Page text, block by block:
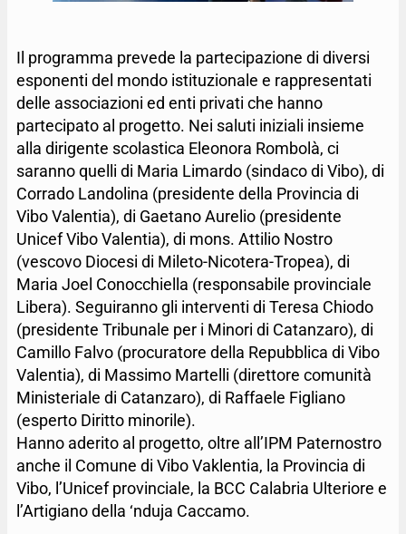
Il programma prevede la partecipazione di diversi
esponenti del mondo istituzionale e rappresentati
delle associazioni ed enti privati che hanno
partecipato al progetto. Nei saluti iniziali insieme
alla dirigente scolastica Eleonora Rombolà, ci
saranno quelli di Maria Limardo (sindaco di Vibo), di
Corrado Landolina (presidente della Provincia di
Vibo Valentia), di Gaetano Aurelio (presidente
Unicef Vibo Valentia), di mons. Attilio Nostro
(vescovo Diocesi di Mileto-Nicotera-Tropea), di
Maria Joel Conocchiella (responsabile provinciale
Libera). Seguiranno gli interventi di Teresa Chiodo
(presidente Tribunale per i Minori di Catanzaro), di
Camillo Falvo (procuratore della Repubblica di Vibo
Valentia), di Massimo Martelli (direttore comunità
Ministeriale di Catanzaro), di Raffaele Figliano
(esperto Diritto minorile).
Hanno aderito al progetto, oltre all’IPM Paternostro
anche il Comune di Vibo Vaklentia, la Provincia di
Vibo, l’Unicef provinciale, la BCC Calabria Ulteriore e
l’Artigiano della ‘nduja Caccamo.